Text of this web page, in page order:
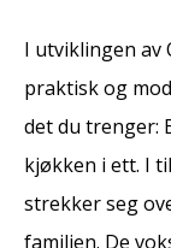
I utviklingen av
praktisk og
det du trenger:
kjøkken i ett. I
strekker seg
familien. De